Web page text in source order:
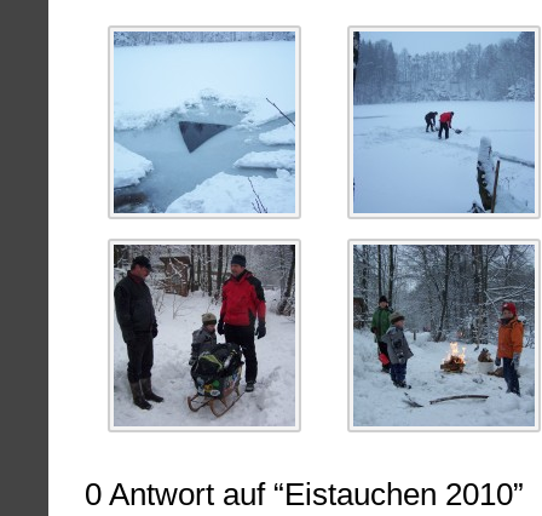
0 Antwort auf “Eistauchen 2010”